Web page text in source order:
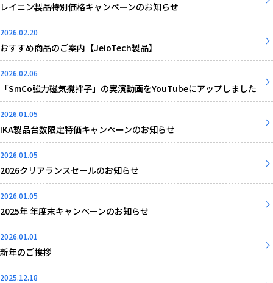
レイニン製品特別価格キャンペーンのお知らせ
2026.02.20
おすすめ商品のご案内【JeioTech製品】
2026.02.06
「SmCo強力磁気撹拌子」の実演動画をYouTubeにアップしました
2026.01.05
IKA製品台数限定特価キャンペーンのお知らせ
2026.01.05
2026クリアランスセールのお知らせ
2026.01.05
2025年 年度末キャンペーンのお知らせ
2026.01.01
新年のご挨拶
2025.12.18